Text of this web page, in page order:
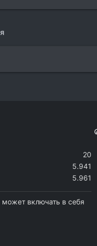
20
5.941
5.961
может включать в себя